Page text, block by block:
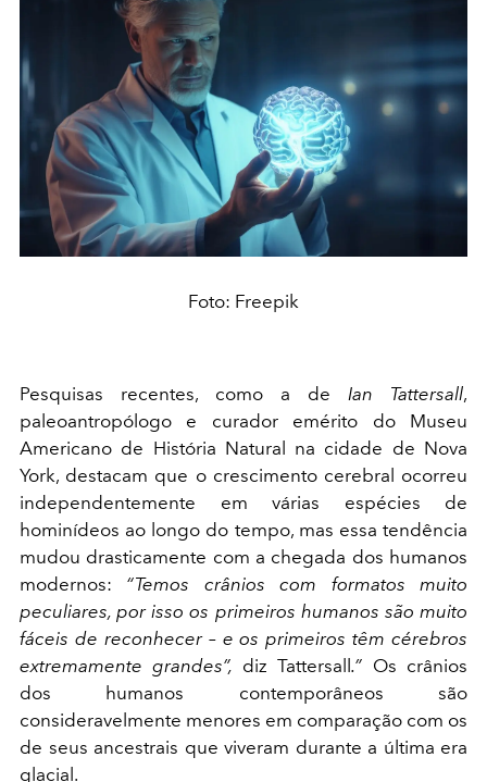
Foto: Freepik
Pesquisas recentes, como a de Ian Tattersall,
paleoantropólogo e curador emérito do Museu
Americano de História Natural na cidade de Nova
York, destacam que o crescimento cerebral ocorreu
independentemente em várias espécies de
hominídeos ao longo do tempo, mas essa tendência
mudou drasticamente com a chegada dos humanos
modernos: “Temos crânios com formatos muito
peculiares, por isso os primeiros humanos são muito
fáceis de reconhecer – e os primeiros têm cérebros
extremamente grandes”, diz Tattersall.” Os crânios
dos humanos contemporâneos são
consideravelmente menores em comparação com os
de seus ancestrais que viveram durante a última era
glacial.